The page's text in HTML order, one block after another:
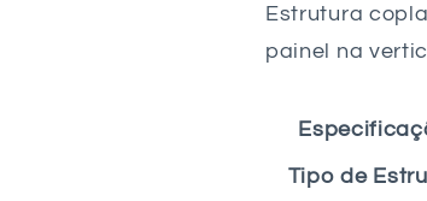
telhas
Estrutura
painel na
Tipo de